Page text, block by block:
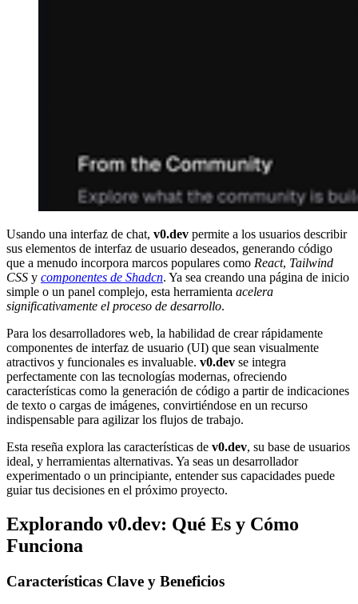
Usando una interfaz de chat, v0.dev permite a los usuarios describir
sus elementos de interfaz de usuario deseados, generando código
que a menudo incorpora marcos populares como React, Tailwind
CSS y componentes de Shadcn. Ya sea creando una página de inicio
simple o un panel complejo, esta herramienta acelera
significativamente el proceso de desarrollo.
Para los desarrolladores web, la habilidad de crear rápidamente
componentes de interfaz de usuario (UI) que sean visualmente
atractivos y funcionales es invaluable. v0.dev se integra
perfectamente con las tecnologías modernas, ofreciendo
características como la generación de código a partir de indicaciones
de texto o cargas de imágenes, convirtiéndose en un recurso
indispensable para agilizar los flujos de trabajo.
Esta reseña explora las características de v0.dev, su base de usuarios
ideal, y herramientas alternativas. Ya seas un desarrollador
experimentado o un principiante, entender sus capacidades puede
guiar tus decisiones en el próximo proyecto.
Explorando v0.dev: Qué Es y Cómo
Funciona
Características Clave y Beneficios